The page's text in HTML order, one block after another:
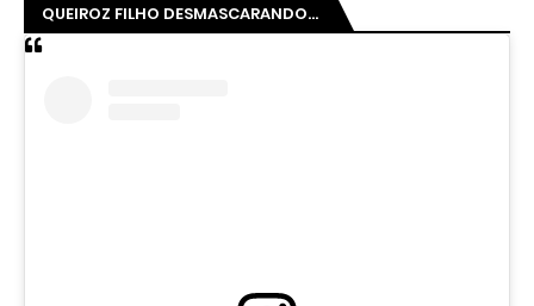
QUEIROZ FILHO DESMASCARANDO...